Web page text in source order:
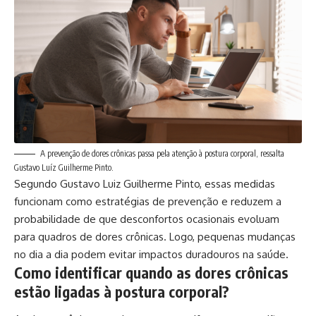
A prevenção de dores crônicas passa pela atenção à postura corporal, ressalta
Gustavo Luíz Guilherme Pinto.
Segundo Gustavo Luiz Guilherme Pinto, essas medidas
funcionam como estratégias de prevenção e reduzem a
probabilidade de que desconfortos ocasionais evoluam
para quadros de dores crônicas. Logo, pequenas mudanças
no dia a dia podem evitar impactos duradouros na saúde.
Como identificar quando as dores crônicas
estão ligadas à postura corporal?